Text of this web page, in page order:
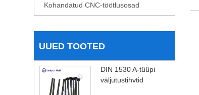
Kohandatud CNC-töötlusosad
UUED TOOTED
DIN 1530 A-tüüpi
väljutustihvtid